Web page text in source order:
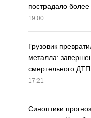
пострадало
19:00
Грузовик
металла:
смертельного
17:21
Синоптики